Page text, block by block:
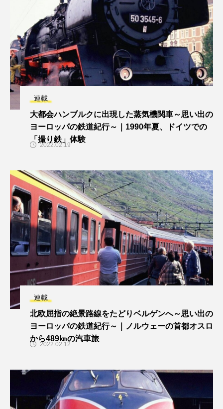
連載
大都会ハンブルクに出現した蒸気機関車～思い出の
ヨーロッパの鉄道紀行～｜1990年夏、ドイツでの
「撮り鉄」体験
2022.02.19
連載
北欧屈指の絶景路線をたどりベルゲンへ～思い出の
ヨーロッパの鉄道紀行～｜ノルウェーの首都オスロ
から489㎞の汽車旅
2022.02.12